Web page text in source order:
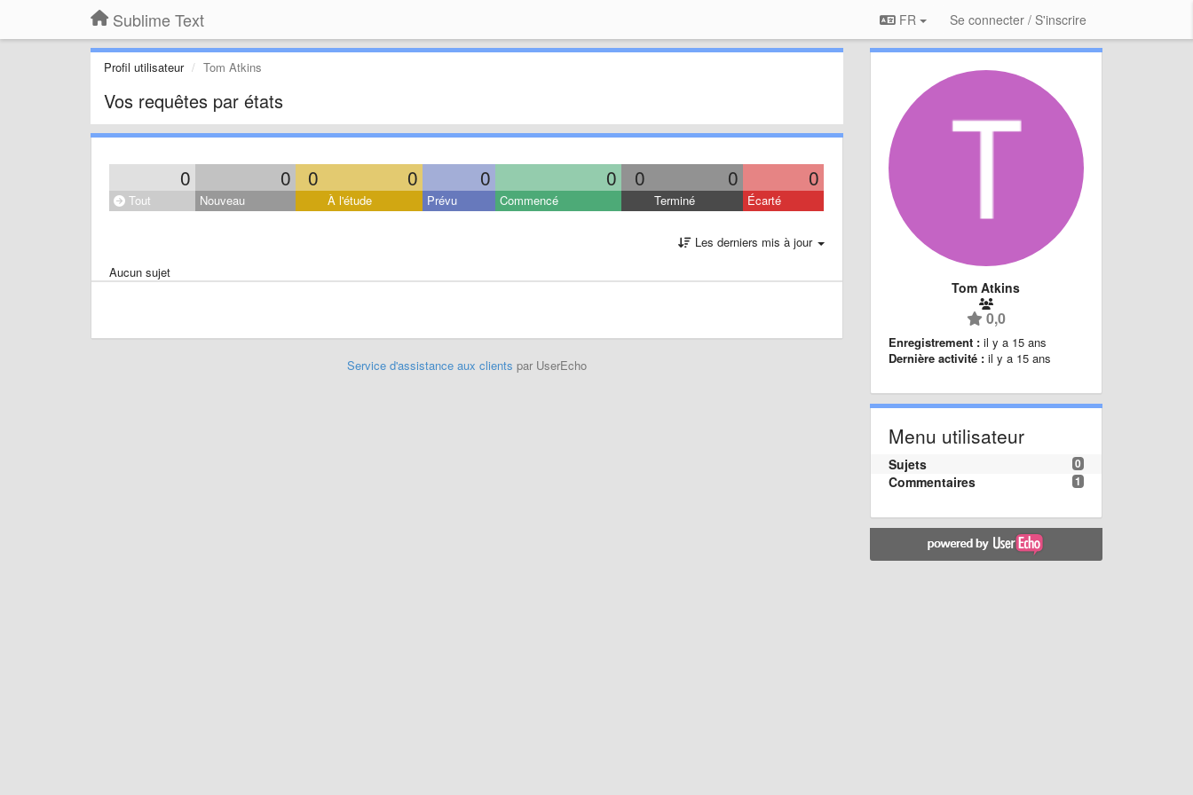
Sublime Text FR Se connecter / S'inscrire
Profil utilisateur Tom Atkins
Vos requêtes par états
0 0 0 0 0 0 0 0 0
Tout Nouveau À l'étude Prévu Commencé Terminé Écarté
Les derniers mis à jour
Aucun sujet
Service d'assistance aux clients par UserEcho
Tom Atkins
0,0
Enregistrement : il y a 15 ans
Dernière activité : il y a 15 ans
Menu utilisateur
0
Sujets
1
Commentaires